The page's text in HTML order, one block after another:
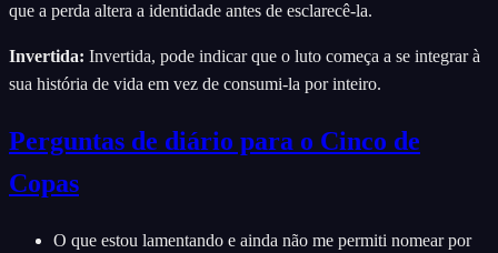
que a perda altera a identidade antes de esclarecê-la.
Invertida: Invertida, pode indicar que o luto começa a se integrar à
sua história de vida em vez de consumi-la por inteiro.
Perguntas de diário para o Cinco de
Copas
O que estou lamentando e ainda não me permiti nomear por